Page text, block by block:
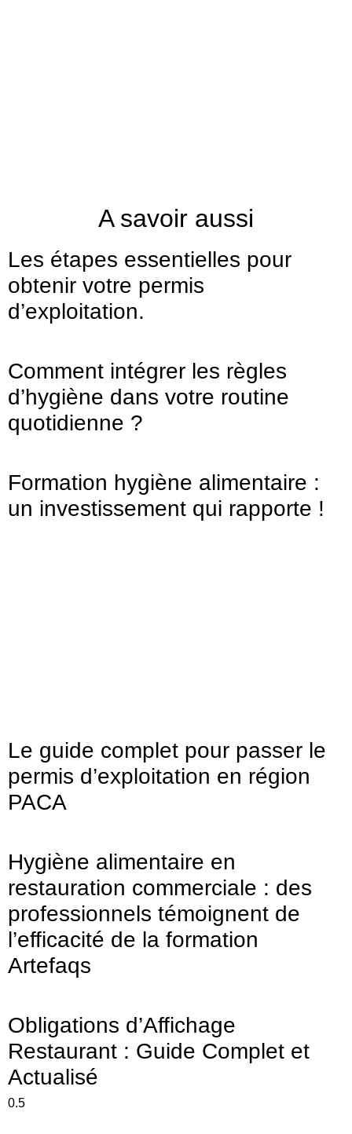
A savoir aussi
Les étapes essentielles pour
obtenir votre permis
d’exploitation.
Comment intégrer les règles
d’hygiène dans votre routine
quotidienne ?
Formation hygiène alimentaire :
un investissement qui rapporte !
Le guide complet pour passer le
permis d’exploitation en région
PACA
Hygiène alimentaire en
restauration commerciale : des
professionnels témoignent de
l’efficacité de la formation
Artefaqs
Obligations d’Affichage
Restaurant : Guide Complet et
Actualisé